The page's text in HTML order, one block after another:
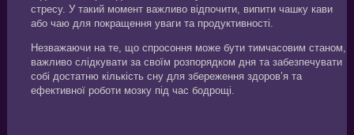
стресу. У такий момент важливо відпочити, випити чашку кави
або чаю для покращення уваги та продуктивності.
Незважаючи на те, що спросоння може бути тимчасовим станом,
важливо слідкувати за своїм розпорядком дня та забезпечувати
собі достатню кількість сну для збереження здоров’я та
ефективної роботи мозку під час бодрощі.